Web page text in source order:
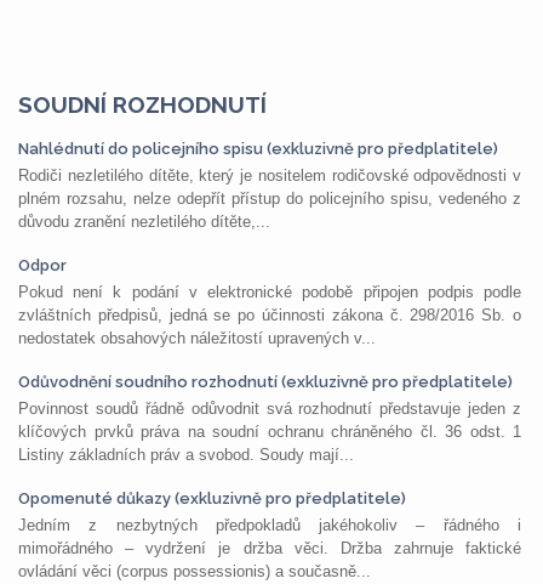
SOUDNÍ ROZHODNUTÍ
Nahlédnutí do policejního spisu (exkluzivně pro předplatitele)
Rodiči nezletilého dítěte, který je nositelem rodičovské odpovědnosti v
plném rozsahu, nelze odepřít přístup do policejního spisu, vedeného z
důvodu zranění nezletilého dítěte,...
Odpor
Pokud není k podání v elektronické podobě připojen podpis podle
zvláštních předpisů, jedná se po účinnosti zákona č. 298/2016 Sb. o
nedostatek obsahových náležitostí upravených v...
Odůvodnění soudního rozhodnutí (exkluzivně pro předplatitele)
Povinnost soudů řádně odůvodnit svá rozhodnutí představuje jeden z
klíčových prvků práva na soudní ochranu chráněného čl. 36 odst. 1
Listiny základních práv a svobod. Soudy mají...
Opomenuté důkazy (exkluzivně pro předplatitele)
Jedním z nezbytných předpokladů jakéhokoliv – řádného i
mimořádného – vydržení je držba věci. Držba zahrnuje faktické
ovládání věci (corpus possessionis) a současně...